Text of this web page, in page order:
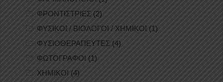
ΦΡΟΝΤΙΣΤΡΙΕΣ (2)
ΦΥΣΙΚΟΙ / ΒΙΟΛΟΓΟΙ / ΧΗΜΙΚΟΙ (1)
ΦΥΣΙΟΘΕΡΑΠΕΥΤΕΣ (4)
ΦΩΤΟΓΡΑΦΟΙ (1)
ΧΗΜΙΚΟΙ (4)